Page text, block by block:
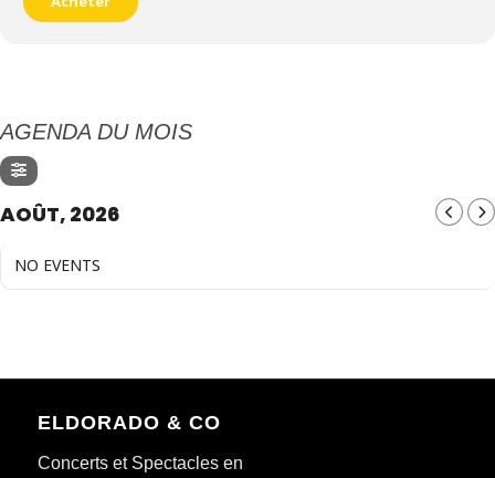
AGENDA DU MOIS
AOÛT, 2026
NO EVENTS
ELDORADO & CO
Concerts et Spectacles en